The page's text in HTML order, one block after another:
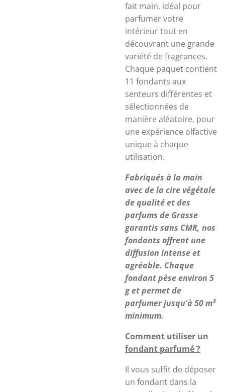
fait main, idéal pour
parfumer votre
intérieur tout en
découvrant une grande
variété de fragrances.
Chaque paquet contient
11 fondants aux
senteurs différentes et
sélectionnées de
manière aléatoire, pour
une expérience olfactive
unique à chaque
utilisation.
Fabriqués à la main
avec de la cire végétale
de qualité et des
parfums de Grasse
garantis sans CMR, nos
fondants offrent une
diffusion intense et
agréable. Chaque
fondant pèse environ 5
g et permet de
parfumer jusqu'à 50 m²
minimum.
Comment utiliser un
fondant parfumé ?
Il vous suffit de déposer
un fondant dans la